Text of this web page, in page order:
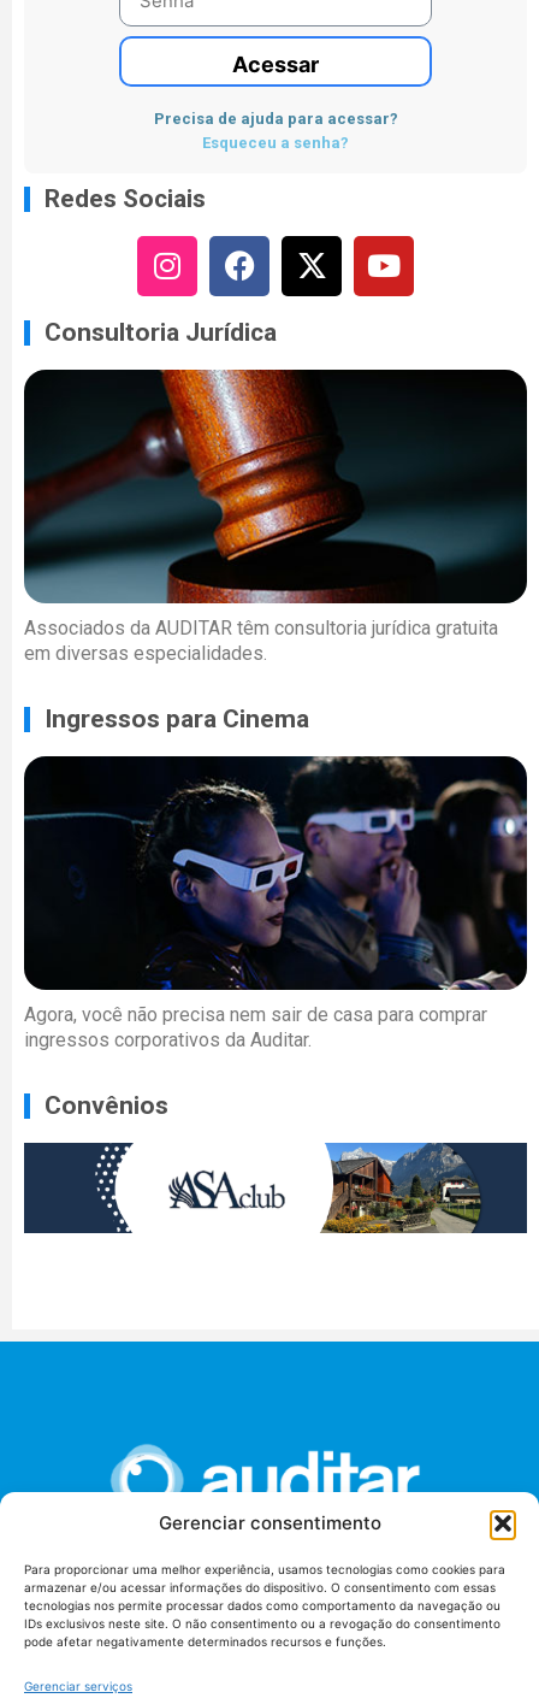
Gerenciar consentimento
Para proporcionar uma melhor experiência, usamos tecnologias como cookies para
armazenar e/ou acessar informações do dispositivo. O consentimento com essas
tecnologias nos permite processar dados como comportamento da navegação ou
IDs exclusivos neste site. O não consentimento ou a revogação do consentimento
pode afetar negativamente determinados recursos e funções.
Gerenciar serviços
Acessar
Precisa de ajuda para acessar?
Esqueceu a senha?
Redes Sociais
Consultoria Jurídica
Associados da AUDITAR têm consultoria jurídica gratuita
em diversas especialidades.
Ingressos para Cinema
Agora, você não precisa nem sair de casa para comprar
ingressos corporativos da Auditar.
Convênios
União dos Auditores Federais de Controle Externo -
AUDITAR
Setor de Administração Federal Sul (SAF/Sul), Qd. 04, Lt. 01
Tribunal de Contas da União (TCU), Subsolo, Sala S04